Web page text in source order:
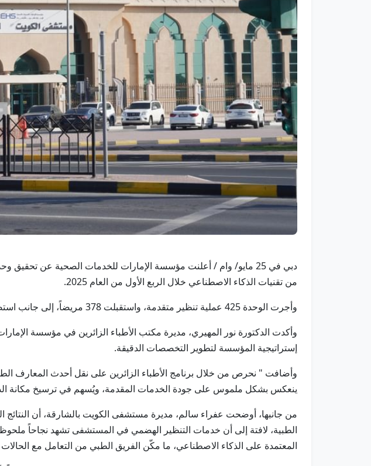
دبي في 25 مايو/ وام / أعلنت مؤسسة الإمارات للخدمات الصحية عن
من تقنيات الذكاء الاصطناعي خلال الربع الأول من العام 2025.
وأجرت الوحدة 425 عملية تنظير متقدمة، واستقبلت 378 مريضاً، إلى جانب استضافة طبيبين زائرين من نخبة الأخصائيين العالميين في أمراض الجهاز الهضمي.
وأكدت الدكتورة نور المهيري، مديرة مكتب الأطباء الزائرين في مؤسسة
إستراتيجية المؤسسة لتطوير التخصصات الدقيقة.
وأضافت " نحرص من خلال برنامج الأطباء الزائرين على نقل أحدث المعارف
ينعكس بشكل ملموس على جودة الخدمات المقدمة، ويُسهم في ترسيخ مكانة
من جانبها، أوضحت عفراء سالم، مديرة مستشفى الكويت بالشارقة، أن النتائج
الطبية، لافتة إلى أن خدمات التنظير الهضمي في المستشفى تشهد نجاحاً
المعتمدة على الذكاء الاصطناعي، ما مكّن الفريق الطبي من التعامل مع الحالات